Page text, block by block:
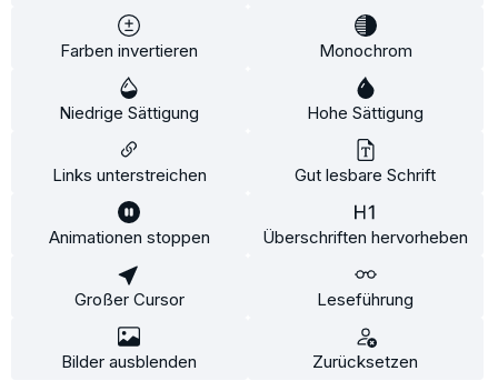
* Alle Preise inkl. gesetzl. Mehrwertsteuer zzgl.
und ggf. Nachnahmegebühren, wenn
Farben invertieren Monochrom
Niedrige Sättigung Hohe Sättigung
Links unterstreichen Gut lesbare Schrift
Animationen stoppen Überschriften hervorheben
Großer Cursor Leseführung
Bilder ausblenden Zurücksetzen
Diese Website verwendet Cookies, um eine bestmögliche
Erfahrung bieten zu können.
Mehr Informationen ...
Nur technisch notwendige
Alle Cookies akzeptieren